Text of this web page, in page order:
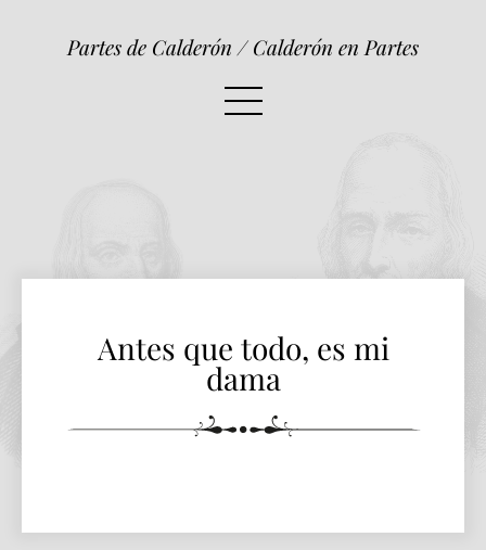
Partes de Calderón / Calderón en Partes
Antes que todo, es mi
dama